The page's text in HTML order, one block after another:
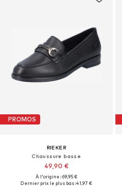
PROMOS
RIEKER
Chaussure basse
49,90 €
À l'origine : 69,95 €
Dernier prix le plus bas :41,97 €